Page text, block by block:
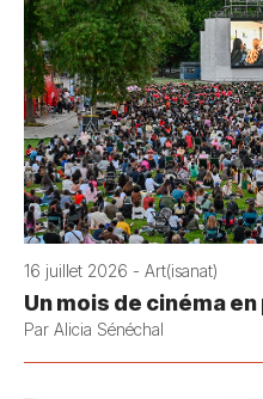
16 juillet 2026 - Art(isanat)
Un mois de cinéma
Par Alicia Sénéchal